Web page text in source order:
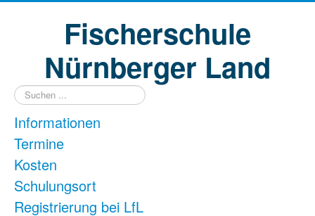
Fischerschule
Nürnberger Land
Suchen
...
Informationen
Termine
Kosten
Schulungsort
Registrierung bei LfL